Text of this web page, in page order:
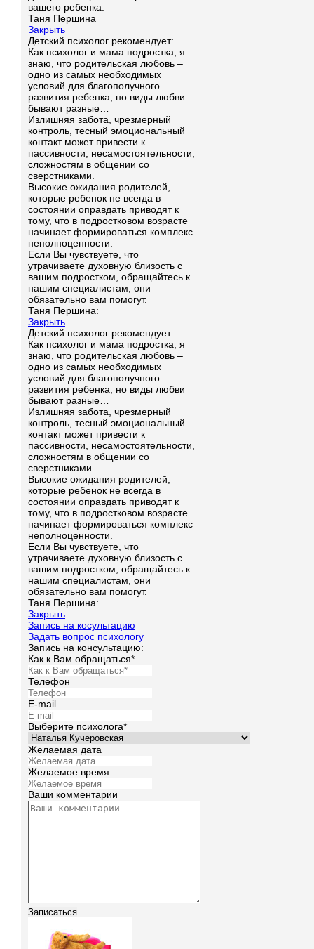
вашего ребенка.
Таня Першина
Закрыть
Детский психолог рекомендует:
Как психолог и мама подростка, я
знаю, что родительская любовь –
одно из самых необходимых
условий для благополучного
развития ребенка, но виды любви
бывают разные…
Излишняя забота, чрезмерный
контроль, тесный эмоциональный
контакт может привести к
пассивности, несамостоятельности,
сложностям в общении со
сверстниками.
Высокие ожидания родителей,
которые ребенок не всегда в
состоянии оправдать приводят к
тому, что в подростковом возрасте
начинает формироваться комплекс
неполноценности.
Если Вы чувствуете, что
утрачиваете духовную близость с
вашим подростком, обращайтесь к
нашим специалистам, они
обязательно вам помогут.
Таня Першина:
Закрыть
Детский психолог рекомендует:
Как психолог и мама подростка, я
знаю, что родительская любовь –
одно из самых необходимых
условий для благополучного
развития ребенка, но виды любви
бывают разные…
Излишняя забота, чрезмерный
контроль, тесный эмоциональный
контакт может привести к
пассивности, несамостоятельности,
сложностям в общении со
сверстниками.
Высокие ожидания родителей,
которые ребенок не всегда в
состоянии оправдать приводят к
тому, что в подростковом возрасте
начинает формироваться комплекс
неполноценности.
Если Вы чувствуете, что
утрачиваете духовную близость с
вашим подростком, обращайтесь к
нашим специалистам, они
обязательно вам помогут.
Таня Першина:
Закрыть
Запись на косультацию
Задать вопрос психологу
Запись на консультацию:
Как к Вам обращаться*
Телефон
E-mail
Выберите психолога*
Желаемая дата
Желаемое время
Ваши комментарии